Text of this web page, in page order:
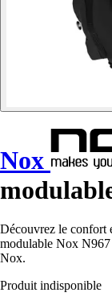
Nox
Découvrez le confort
modulable Nox N967
Nox.
Produit indisponible